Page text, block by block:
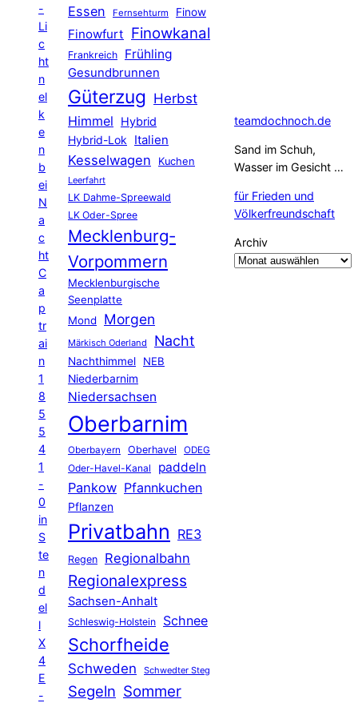
-
Li
c
ht
n
el
k
e
n
b
ei
N
a
c
ht
C
a
p
tr
ai
n
1
8
5
5
4
1
-
0
in
S
te
n
d
el
l
X
4
E
-
Essen Fernsehturm Finow
Finowfurt Finowkanal
Frankreich Frühling
Gesundbrunnen
Güterzug Herbst
Himmel
Hybrid
Hybrid-Lok Italien
Kesselwagen Kuchen
Leerfahrt
LK Dahme-Spreewald
LK Oder-Spree
Mecklenburg-
Vorpommern
Mecklenburgische
Seenplatte
Mond
Morgen
Märkisch Oderland Nacht
Nachthimmel
NEB
Niederbarnim
Niedersachsen
Oberbarnim
Oberbayern Oberhavel ODEG
Oder-Havel-Kanal paddeln
Pankow Pfannkuchen
Pflanzen
Privatbahn RE3
Regen Regionalbahn
Regionalexpress
Sachsen-Anhalt
Schleswig-Holstein Schnee
Schorfheide
Schweden Schwedter Steg
Segeln Sommer
teamdochnoch.de
Sand im Schuh,
Wasser im Gesicht …
für Frieden und
Völkerfreundschaft
Archiv